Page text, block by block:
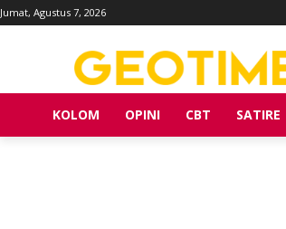
Jumat, Agustus 7, 2026
KOLOM OPINI CBT SATIRE